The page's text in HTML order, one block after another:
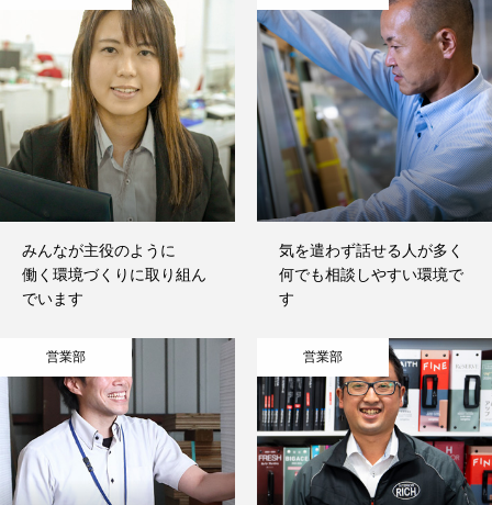
みんなが主役のように
働く環境づくりに取り組ん
でいます
気を遣わず話せる人が多く
何でも相談しやすい環境で
す
営業部 営業部